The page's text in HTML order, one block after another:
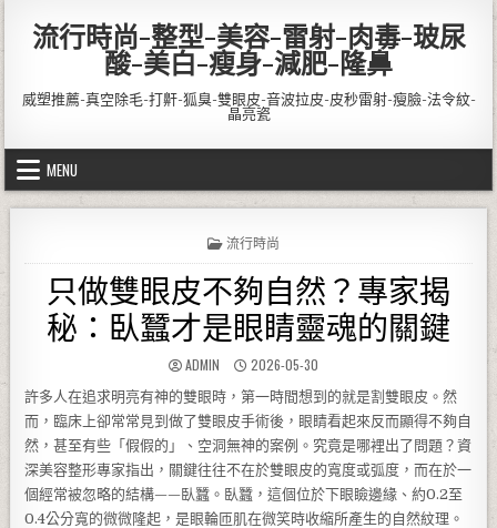
流行時尚-整型-美容-雷射-肉毒-玻尿
酸-美白-瘦身-減肥-隆鼻
威塑推薦-真空除毛-打鼾-狐臭-雙眼皮-音波拉皮-皮秒雷射-瘦臉-法令紋-
晶亮瓷
MENU
POSTED IN
流行時尚
只做雙眼皮不夠自然？專家揭
秘：臥蠶才是眼睛靈魂的關鍵
AUTHOR:
ADMIN PUBLISHED DATE:
2026-05-30
許多人在追求明亮有神的雙眼時，第一時間想到的就是割雙眼皮。然
而，臨床上卻常常見到做了雙眼皮手術後，眼睛看起來反而顯得不夠自
然，甚至有些「假假的」、空洞無神的案例。究竟是哪裡出了問題？資
深美容整形專家指出，關鍵往往不在於雙眼皮的寬度或弧度，而在於一
個經常被忽略的結構——臥蠶。臥蠶，這個位於下眼瞼邊緣、約0.2至
0.4公分寬的微微隆起，是眼輪匝肌在微笑時收縮所產生的自然紋理。